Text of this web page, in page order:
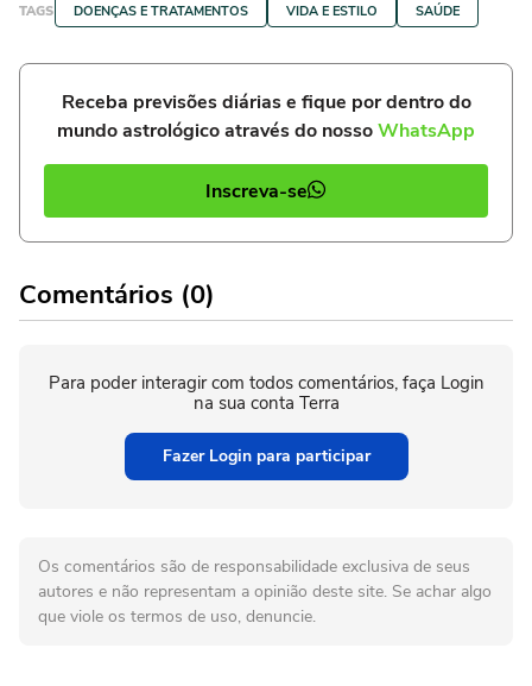
TAGS DOENÇAS E TRATAMENTOS VIDA E ESTILO SAÚDE
Receba previsões diárias e fique por dentro do
mundo astrológico através do nossoWhatsApp
Inscreva-se
Comentários (0)
Para poder interagir com todos comentários, faça Login
na sua conta Terra
Fazer Login para participar
Os comentários são de responsabilidade exclusiva de seus
autores e não representam a opinião deste site. Se achar algo
que viole os termos de uso, denuncie.